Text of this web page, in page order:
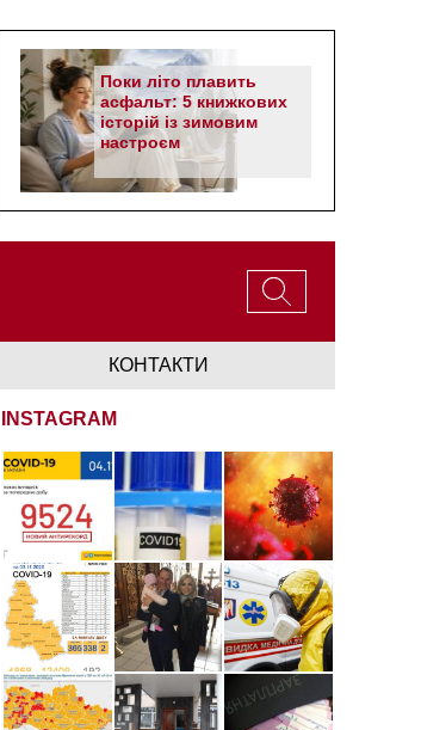
Поки літо плавить
асфальт: 5 книжкових
історій із зимовим
настроєм
КОНТАКТИ
INSTAGRAM